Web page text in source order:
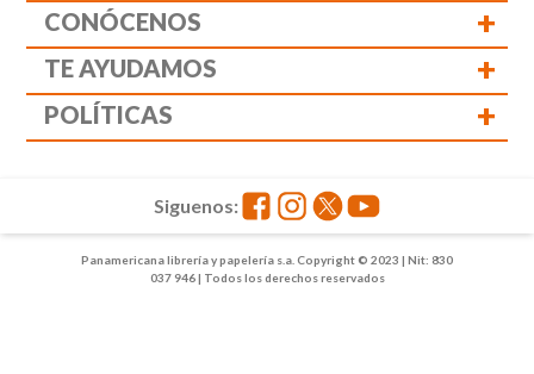
CONÓCENOS +
TE AYUDAMOS +
POLÍTICAS +
Panamericana librería y papelería s.a. Copyright © 2023 | Nit: 830
037 946 | Todos los derechos reservados
Siguenos: